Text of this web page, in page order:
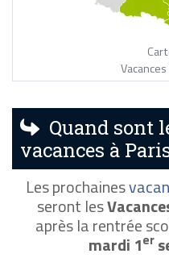
Quand sont
vacances à
Les prochaines
seront les
après la rentrée
mardi 1er